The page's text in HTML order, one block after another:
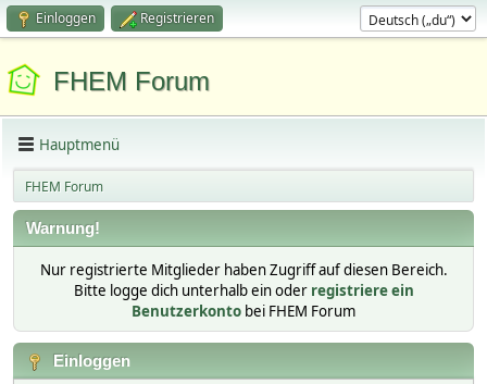
Einloggen Registrieren
FHEM Forum
Hauptmenü
FHEM Forum
Warnung!
Nur registrierte Mitglieder haben Zugriff auf diesen Bereich.
Bitte logge dich unterhalb ein oder registriere ein
Benutzerkonto bei FHEM Forum
Einloggen